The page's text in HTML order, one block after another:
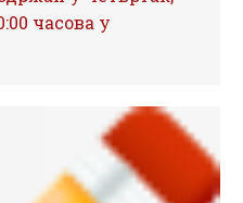
часова у